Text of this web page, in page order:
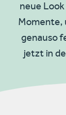
neue
Momente,
genauso
jetzt in